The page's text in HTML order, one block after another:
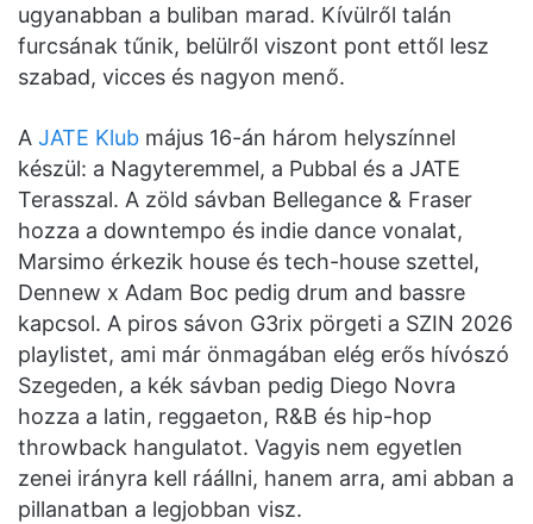
ugyanabban a buliban marad. Kívülről talán
furcsának tűnik, belülről viszont pont ettől lesz
szabad, vicces és nagyon menő.
A JATE Klub május 16-án három helyszínnel
készül: a Nagyteremmel, a Pubbal és a JATE
Terasszal. A zöld sávban Bellegance & Fraser
hozza a downtempo és indie dance vonalat,
Marsimo érkezik house és tech-house szettel,
Dennew x Adam Boc pedig drum and bassre
kapcsol. A piros sávon G3rix pörgeti a SZIN 2026
playlistet, ami már önmagában elég erős hívószó
Szegeden, a kék sávban pedig Diego Novra
hozza a latin, reggaeton, R&B és hip-hop
throwback hangulatot. Vagyis nem egyetlen
zenei irányra kell ráállni, hanem arra, ami abban a
pillanatban a legjobban visz.